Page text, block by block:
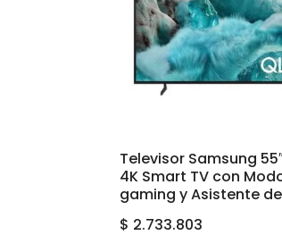
Televisor Samsung 55″
4K Smart TV con
gaming y Asistente
$ 2.733.803